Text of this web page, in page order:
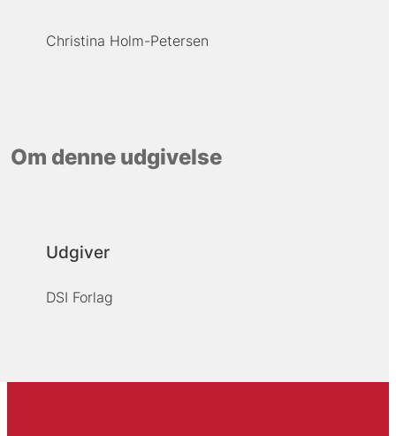
Christina Holm-Petersen
Om denne udgivelse
Udgiver
DSI Forlag